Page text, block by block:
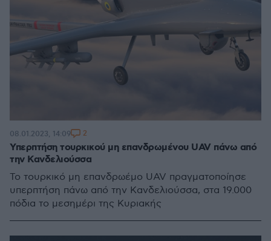
Υπερπτήση τουρκικού μη επανδρωμένου UAV πάνω από
την Κανδελιούσσα
Το τουρκικό μη επανδρωέμο UAV πραγματοποίησε
υπερπτήση πάνω από την Κανδελιούσσα, στα 19.000
πόδια το μεσημέρι της Κυριακής
08.01.2023, 14:09 2